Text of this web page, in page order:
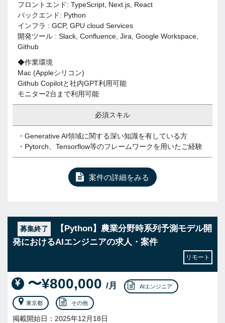
フロントエンド: TypeScript, Next.js, React
バックエンド: Python
インフラ : GCP, GPU cloud Services
開発ツール : Slack, Confluence, Jira, Google Workspace,
Github
◆作業環境
Mac (Appleシリコン)
Github Copilotと社内GPT利用可能
モニター2台まで利用可能
必須スキル
・Generative AI領域に関する深い知識を有している方
・Pytorch、Tensorflow等のフレームワークを用いたご経験
案件の詳細をみる
募集終了
【Python】農業分野時系列予測モデル開
発におけるAIエンジニアの求人・案件
リモート
〜¥800,000 /月 AIエンジニア
東京都 その他
掲載開始日：2025年12月18日